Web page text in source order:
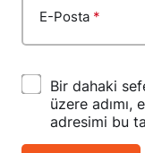
E-Posta *
Bir dahaki
üzere
adresimi bu